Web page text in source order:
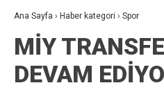
Ana Sayfa › Haber kategori › Spor
MİY
DEVAM